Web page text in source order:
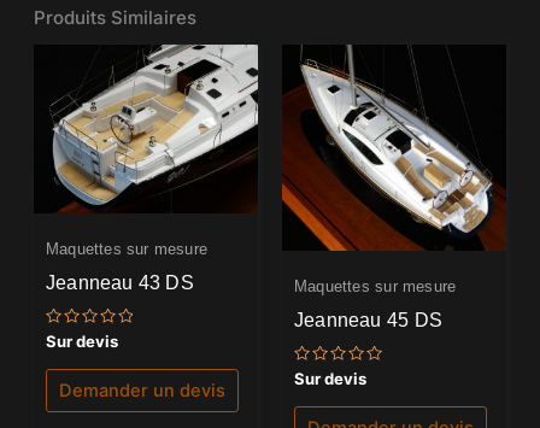
Produits Similaires
Maquettes sur mesure
Jeanneau 43 DS
Note
0
sur
Sur devis
Demander un devis
Maquettes sur mesure
Jeanneau 45 DS
Note
0
sur
Sur devis